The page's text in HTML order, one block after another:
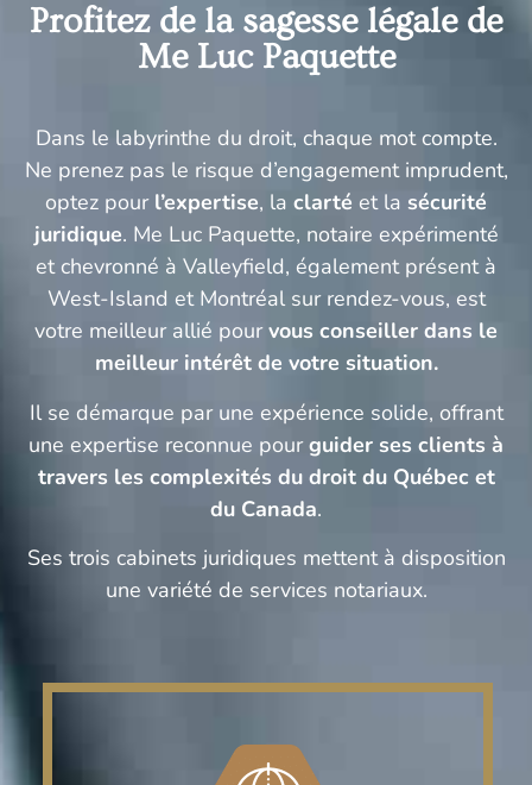
Profitez de la sagesse légale de
Me Luc Paquette
Dans le labyrinthe du droit, chaque mot compte.
Ne prenez pas le risque d’engagement imprudent,
optez pour l’expertise, la clarté et la sécurité
juridique. Me Luc Paquette, notaire expérimenté
et chevronné à Valleyfield, également présent à
West-Island et Montréal sur rendez-vous, est
votre meilleur allié pourvous conseiller dans le
meilleur intérêt de votre situation.
Il se démarque par une expérience solide, offrant
une expertise reconnue pourguider ses clients à
travers les complexités du droit du Québec et
du Canada.
Ses trois cabinets juridiques mettent à disposition
une variété de services notariaux.